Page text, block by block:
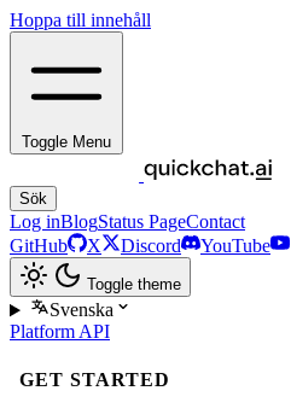
Hoppa till innehåll
Toggle Menu
Sök
Log inBlogStatus PageContact
GitHub
X Discord YouTube
Toggle theme
Svenska
Platform API
GET STARTED